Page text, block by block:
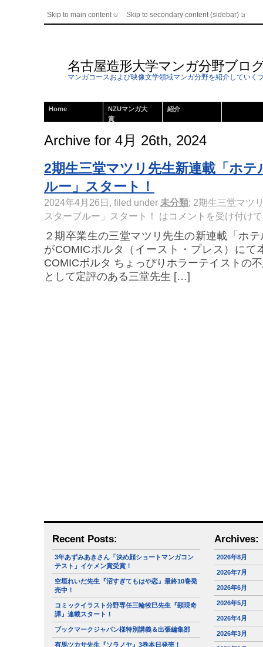
Skip to main content Skip to secondary content (sidebar)
名古屋造形大学マンガ分野ブロ
マンガコースおよび映像文学領域マンガ分野を紹介していく
Home
NZUマンガ大
賞
紹介
Archive for 4月 26th, 2024
2期生三堂マツリ先生新連載「ホ
ルー」スタート！
2024年4月26日, filed under 未分類; 2期生三堂マツ
スターブルー」スタート！ はコメントを受け付け
２期卒業生の三堂マツリ先生の新連載「ホ
がCOMICポルタ（イースト・プレス）にて
COMICポルタ ちょっぴりホラーテイストの
として定評のある三堂先生 […]
Recent Posts:
3年あずみあきさん「決め顔ショートマンガコン
テスト」イケメン賞受賞！
空垣れいだ先生『沼すぎてもはや恋』最終10巻発
売中！
コミックイラスト分野専任三輪牧巳先生『顕現奇
譚』連載スタート！
ブックマークジャパン様特別講義＆出張編集部
有馬ツカサ先生『ソラノヤ』3巻本日発売！
Archives:
2026年8月
2026年7月
2026年6月
2026年5月
2026年4月
2026年3月